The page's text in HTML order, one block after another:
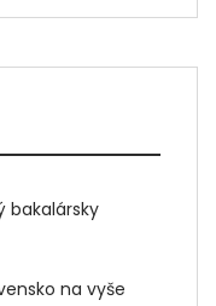
bakalársky
na vyše